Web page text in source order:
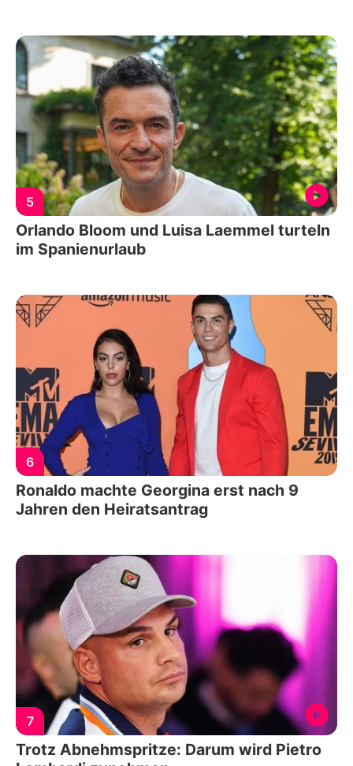
5
Orlando Bloom und Luisa Laemmel turteln
im Spanienurlaub
6
Ronaldo machte Georgina erst nach 9
Jahren den Heiratsantrag
7
Trotz Abnehmspritze: Darum wird Pietro